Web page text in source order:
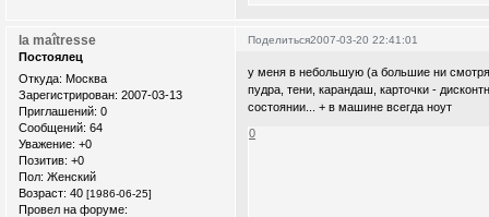
Поделиться2007-03-20 22:41:01
la maîtresse
Постоялец
Откуда: Москва
Зарегистрирован: 2007-03-13
Приглашений: 0
Сообщений: 64
Уважение: +0
Позитив: +0
Пол: Женский
Возраст: 40 [1986-06-25]
Провел на форуме:
у меня в небольшую (а большие ни
пудра, тени, карандаш, карточки -
состоянии... + в машине всегда ноут
0